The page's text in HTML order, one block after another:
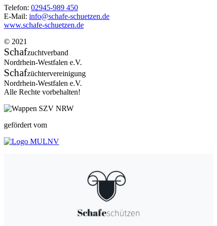
Telefon: 02945-989 450
E-Mail: info@schafe-schuetzen.de
www.schafe-schuetzen.de
© 2021
Schafzuchtverband
Nordrhein-Westfalen e.V.
Schafzüchtervereinigung
Nordrhein-Westfalen e.V.
Alle Rechte vorbehalten!
gefördert vom